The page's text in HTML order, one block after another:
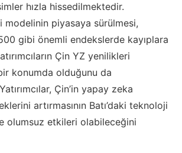
hızla hissedilmektedir.
modelinin piyasaya sürülmesi,
gibi önemli endekslerde kayıplara
Çin YZ yenilikleri
bir konumda olduğunu da
Çin’in yapay zeka
artırmasının Batı’daki teknoloji
olumsuz etkileri olabileceğini